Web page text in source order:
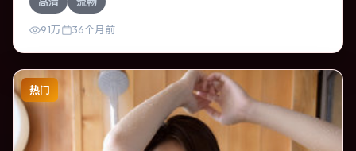
结局；视听语言统一，情感落点克制有力。
9.1万 36个月前
热门